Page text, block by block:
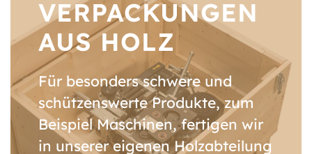
VERPACKUN­GEN
AUS HOLZ
Für besonders schwere und
schützenswerte Produkte, zum
Beispiel Maschinen, fertigen wir
in unserer eigenen Holzabteilung